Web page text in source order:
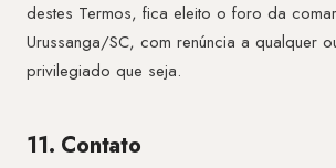
destes Termos, fica eleito o foro da
Urussanga/SC, com renúncia a qualquer
privilegiado que seja.
11. Contato